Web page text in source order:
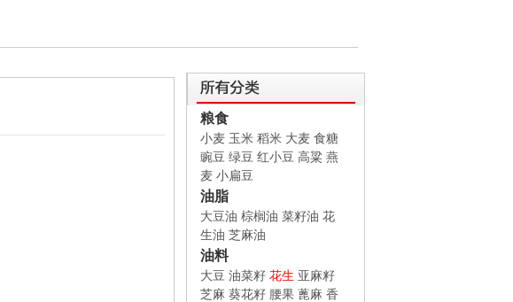
粮食
小麦 玉米 稻米 大麦 食糖
豌豆 绿豆 红小豆 高粱 燕
麦 小扁豆
油脂
大豆油 棕榈油 菜籽油 花
生油 芝麻油
油料
大豆 油菜籽 花生 亚麻籽
芝麻 葵花籽 腰果 蓖麻 香